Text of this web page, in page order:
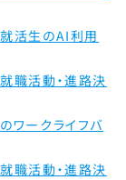
活生のAI利用
職活動・進路決
ワークライフバ
職活動・進路決